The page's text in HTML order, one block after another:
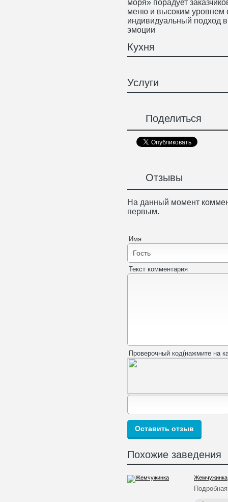
моря» порадует
меню и высоким уровнем
индивидуальный подход
эмоции
Кухня
Услуги
Поделиться
Отзывы
На данный момент
первым.
Имя
Текст комментария
Проверочный код(нажмите на
Похожие заведения
Жемчужинка